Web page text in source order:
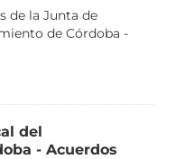
de la Junta de
de Córdoba -
del
- Acuerdos